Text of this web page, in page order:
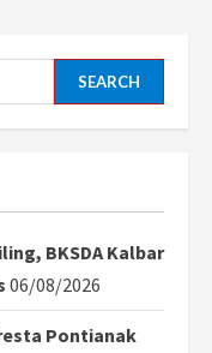
BKSDA Kalbar
06/08/2026
Pontianak